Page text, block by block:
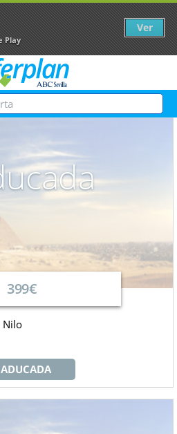
399€
Nilo
Play
Ver